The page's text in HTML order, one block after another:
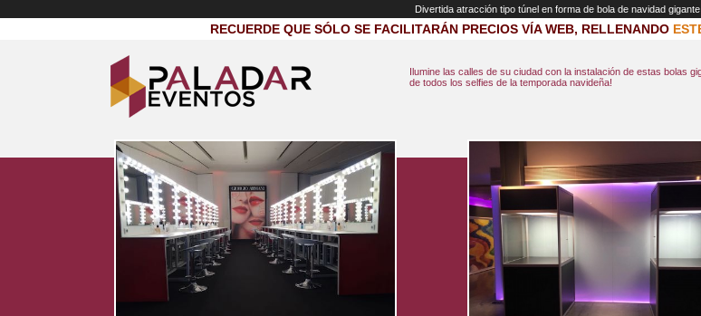
Divertida atracción tipo túnel en forma de bola de navidad
RECUERDE QUE SÓLO SE FACILITARÁN PRECIOS VÍA WEB, RELLENANDO
Ilumine las calles de su ciudad con la instalación de estas bolas
de todos los selfies de la temporada navideña!